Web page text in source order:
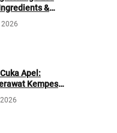
&
Apel:
Kempes